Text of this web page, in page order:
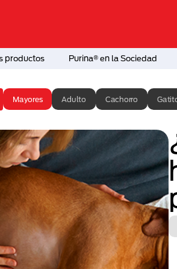
productos Purina® en la Sociedad
Mayores Adulto Cachorro